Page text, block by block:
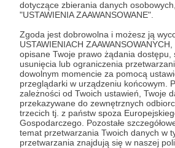
dotyczące zbierania danych
"USTAWIENIA ZAAWANSOWANE".
Zgoda jest dobrowolna i możesz ją
USTAWIENIACH
opisane Twoje prawo żądania dostępu,
usunięcia lub ograniczenia
dowolnym momencie za pomocą
przeglądarki w urządzeniu końcowym.
zależności od Twoich ustawień, Twoje
przekazywane do zewnętrznych
trzecich tj. z państw spoza
Gospodarczego. Pozostałe
temat przetwarzania Twoich danych w
przetwarzania znajdują się w naszej
* Zapoznałem się i akceptuję
* Wyrażam zgodę na przetwarzanie
osobowych podanych w formularzu
prawidłowego świadczenia usług
Wyrażam zgodę na otrzymywanie
informacji handlowych - newslettera.
zmieniona w ustawieniach konta.